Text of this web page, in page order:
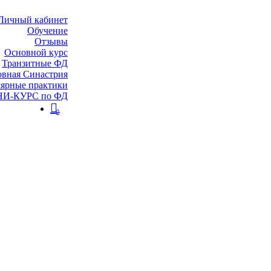
кабинет
Обучение
Отзывы
Основной курс
Транзитные ФД
Синастрия
практики
КУРС по ФД
0